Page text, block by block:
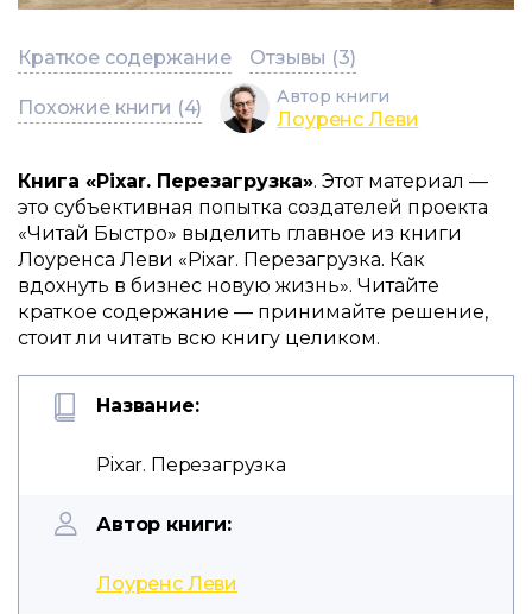
Краткое содержание Отзывы (3)
Похожие книги (4) Автор книги
Лоуренс Леви
Книга «Pixar. Перезагрузка». Этот материал —
это субъективная попытка создателей проекта
«Читай Быстро» выделить главное из книги
Лоуренса Леви «Pixar. Перезагрузка. Как
вдохнуть в бизнес новую жизнь». Читайте
краткое содержание — принимайте решение,
стоит ли читать всю книгу целиком.
Название:
Pixar. Перезагрузка
Автор книги:
Лоуренс Леви